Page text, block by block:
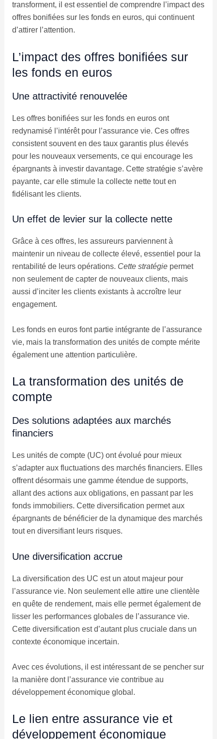
transforment, il est essentiel de comprendre l’impact des
offres bonifiées sur les fonds en euros, qui continuent
d’attirer l’attention.
L’impact des offres bonifiées sur
les fonds en euros
Une attractivité renouvelée
Les offres bonifiées sur les fonds en euros ont
redynamisé l’intérêt pour l’assurance vie. Ces offres
consistent souvent en des taux garantis plus élevés
pour les nouveaux versements, ce qui encourage les
épargnants à investir davantage. Cette stratégie s’avère
payante, car elle stimule la collecte nette tout en
fidélisant les clients.
Un effet de levier sur la collecte nette
Grâce à ces offres, les assureurs parviennent à
maintenir un niveau de collecte élevé, essentiel pour la
rentabilité de leurs opérations. Cette stratégiepermet
non seulement de capter de nouveaux clients, mais
aussi d’inciter les clients existants à accroître leur
engagement.
Les fonds en euros font partie intégrante de l’assurance
vie, mais la transformation des unités de compte mérite
également une attention particulière.
La transformation des unités de
compte
Des solutions adaptées aux marchés
financiers
Les unités de compte (UC) ont évolué pour mieux
s’adapter aux fluctuations des marchés financiers. Elles
offrent désormais une gamme étendue de supports,
allant des actions aux obligations, en passant par les
fonds immobiliers. Cette diversification permet aux
épargnants de bénéficier de la dynamique des marchés
tout en diversifiant leurs risques.
Une diversification accrue
La diversification des UC est un atout majeur pour
l’assurance vie. Non seulement elle attire une clientèle
en quête de rendement, mais elle permet également de
lisser les performances globales de l’assurance vie.
Cette diversification est d’autant plus cruciale dans un
contexte économique incertain.
Avec ces évolutions, il est intéressant de se pencher sur
la manière dont l’assurance vie contribue au
développement économique global.
Le lien entre assurance vie et
développement économique